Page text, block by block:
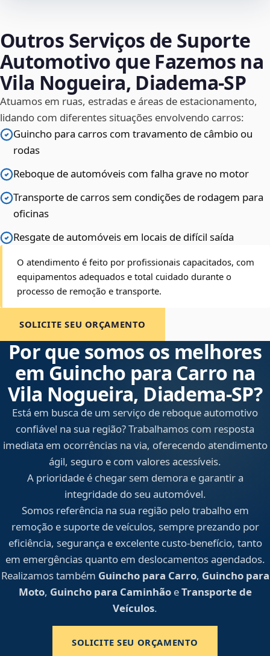
Outros Serviços de Suporte
Automotivo que Fazemos na
Vila Nogueira, Diadema‑SP
Atuamos em ruas, estradas e áreas de estacionamento,
lidando com diferentes situações envolvendo carros:
Guincho para carros com travamento de câmbio ou
rodas
Reboque de automóveis com falha grave no motor
Transporte de carros sem condições de rodagem para
oficinas
Resgate de automóveis em locais de difícil saída
O atendimento é feito por profissionais capacitados, com
equipamentos adequados e total cuidado durante o
processo de remoção e transporte.
SOLICITE SEU ORÇAMENTO
Por que somos os melhores
em Guincho para Carro na
Vila Nogueira, Diadema‑SP?
Está em busca de um serviço de reboque automotivo
confiável na sua região? Trabalhamos com resposta
imediata em ocorrências na via, oferecendo atendimento
ágil, seguro e com valores acessíveis.
A prioridade é chegar sem demora e garantir a
integridade do seu automóvel.
Somos referência na sua região pelo trabalho em
remoção e suporte de veículos, sempre prezando por
eficiência, segurança e excelente custo-benefício, tanto
em emergências quanto em deslocamentos agendados.
Realizamos também Guincho para Carro, Guincho para
Moto, Guincho para CaminhãoeTransporte de
Veículos.
SOLICITE SEU ORÇAMENTO